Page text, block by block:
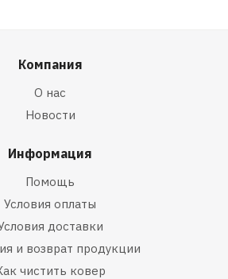
Компания
О нас
Новости
Информация
Помощь
Условия оплаты
доставки
и возврат продукции
чистить ковер